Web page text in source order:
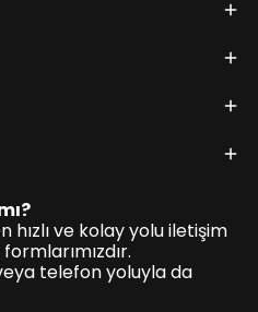
hızlı ve kolay yolu iletişim
telefon yoluyla da